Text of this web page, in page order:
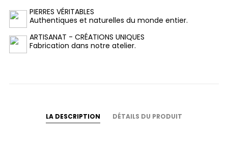
PIERRES VÉRITABLES
Authentiques et naturelles du monde entier.
ARTISANAT - CRÉATIONS UNIQUES
Fabrication dans notre atelier.
LA DESCRIPTION DÉTAILS DU PRODUIT